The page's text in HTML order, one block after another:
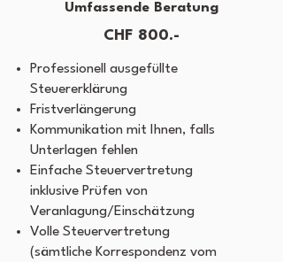
Umfassende Beratung
CHF 800.-
Professionell ausgefüllte
Steuererklärung
Fristverlängerung
Kommunikation mit Ihnen, falls
Unterlagen fehlen
Einfache Steuervertretung
inklusive Prüfen von
Veranlagung/Einschätzung
Volle Steuervertretung
(sämtliche Korrespondenz vom